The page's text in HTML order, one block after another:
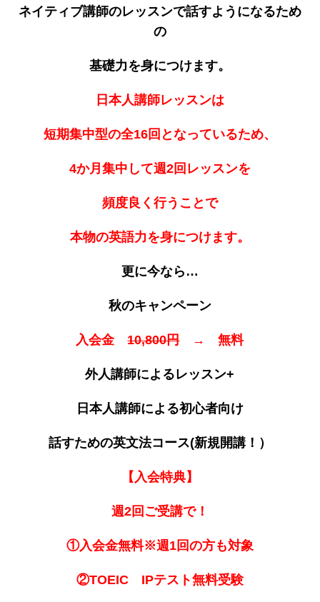
ネイティブ講師のレッスンで話すようになるため
の
基礎力を身につけます。
日本人講師レッスンは
短期集中型の全16回となっているため、
4か月集中して週2回レッスンを
頻度良く行うことで
本物の英語力を身につけます。
更に今なら…
秋のキャンペーン
入会金10,800円→ 無料
外人講師によるレッスン+
日本人講師による初心者向け
話すための英文法コース(新規開講！）
【入会特典】
週2回ご受講で！
①入会金無料※週1回の方も対象
②TOEIC IPテスト無料受験